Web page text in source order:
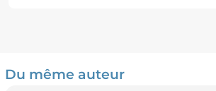
Du même auteur